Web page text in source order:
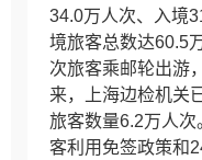
34.0万人次、入境
境旅客总数达60.5
次旅客乘邮轮出游
来，上海边检机关
旅客数量6.2万人
客利用免签政策和